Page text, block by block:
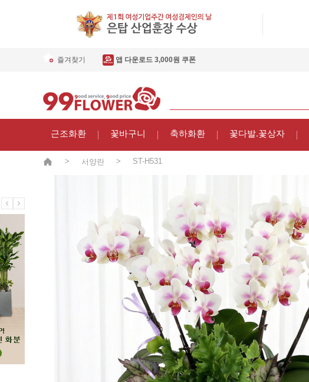
즐겨찾기 앱 다운로드 3,000원 쿠폰
근조화환 꽃바구니 축하화환 꽃다발.꽃상자
> 서양란 > ST-H531